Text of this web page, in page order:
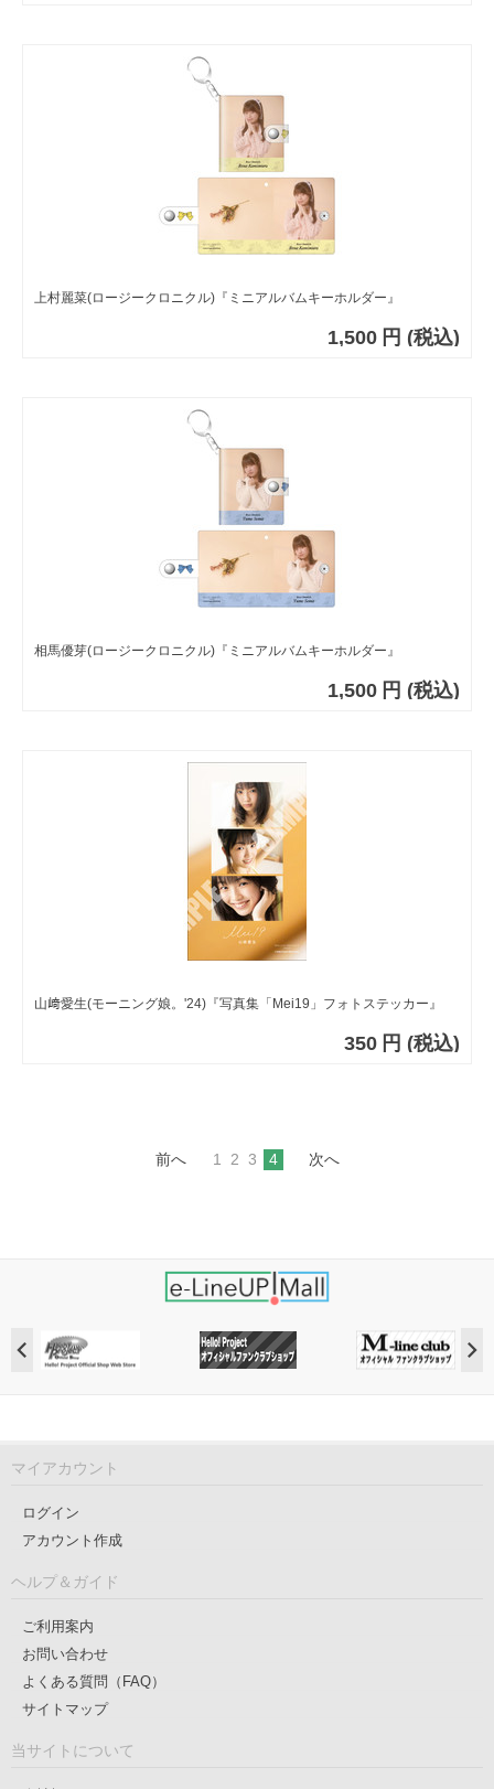
上村麗菜(ロージークロニクル)『ミニアルバムキーホルダー』
1,500 円 (税込)
相馬優芽(ロージークロニクル)『ミニアルバムキーホルダー』
1,500 円 (税込)
山﨑愛生(モーニング娘。'24)『写真集「Mei19」フォトステッカー』
350 円 (税込)
前へ 1 2 3 4 次へ
マイアカウント
ログイン
アカウント作成
ヘルプ＆ガイド
ご利用案内
お問い合わせ
よくある質問（FAQ）
サイトマップ
当サイトについて